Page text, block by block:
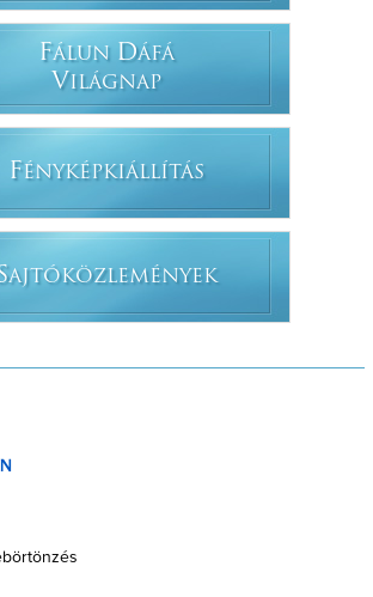
FÁLUN DÁFÁ
VILÁGNAP
FÉNYKÉPKIÁLLÍTÁS
AJTÓKÖZLEMÉNYEK